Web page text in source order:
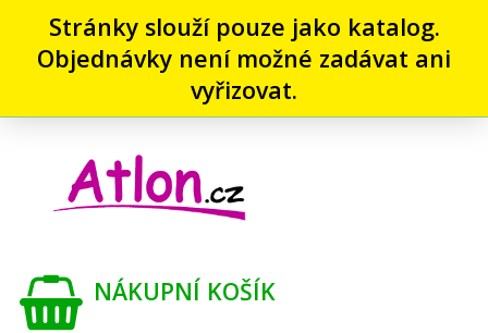
Stránky slouží pouze jako katalog.
Objednávky není možné zadávat ani
vyřizovat.
NÁKUPNÍ KOŠÍK